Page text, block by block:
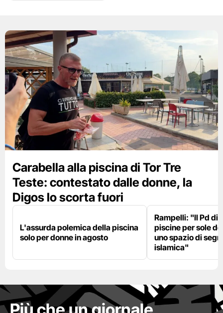
Carabella alla piscina di Tor Tre
Teste: contestato dalle donne, la
Digos lo scorta fuori
L'assurda polemica della piscina
solo per donne in agosto
Rampelli: "Il Pd
piscine per sole
uno spazio di
islamica"